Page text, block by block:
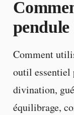
pendule
Comment
outil essentiel
divination,
équilibrage,